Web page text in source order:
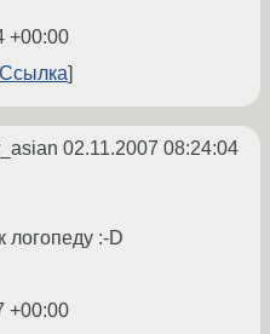
+00:00
Ссылка
02.11.2007 08:24:04
логопеду :-D
+00:00